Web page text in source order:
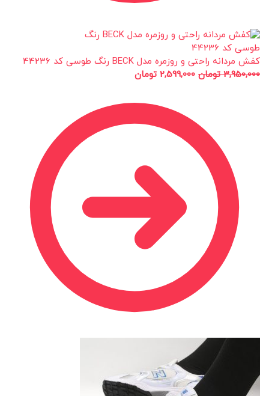
کفش مردانه راحتی و روزمره مدل BECK رنگ طوسی کد 44236
3,950,000 تومان 2,599,000 تومان